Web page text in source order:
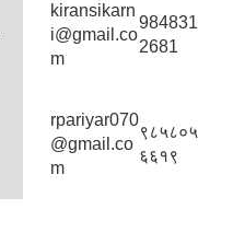
kiransikarn
i@gmail.co
m
984831
2681
rpariyar070
@gmail.co
m
९८५८०५
६६१९